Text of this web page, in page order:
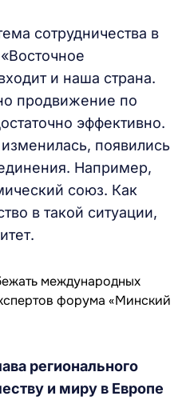
сотрудничества в
и наша страна.
продвижение по
эффективно.
появились
Например,
союз. Как
в такой ситуации,
регионального
и миру в Европе